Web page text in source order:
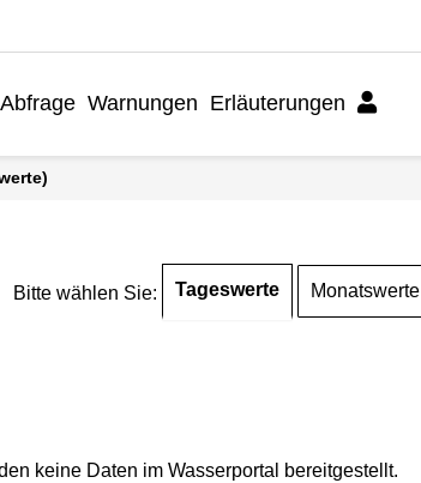
Abfrage Warnungen Erläuterungen
Bitte wählen Sie: Tageswerte Monatswerte
keine Daten im Wasserportal bereitgestellt.